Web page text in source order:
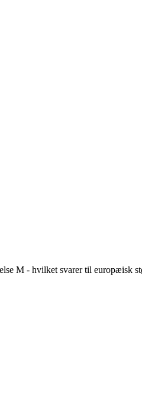
M - hvilket svarer til europæisk